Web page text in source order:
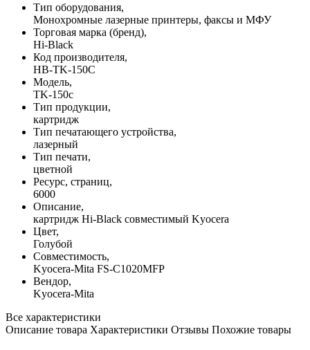
Тип оборудования,
Монохромные лазерные принтеры, факсы и МФУ
Торговая марка (бренд),
Hi-Black
Код производителя,
HB-TK-150C
Модель,
TK-150c
Тип продукции,
картридж
Тип печатающего устройства,
лазерный
Тип печати,
цветной
Ресурс, страниц,
6000
Описание,
картридж Hi-Black совместимый Kyocera
Цвет,
Голубой
Совместимость,
Kyocera-Mita FS-C1020MFP
Вендор,
Kyocera-Mita
Все характеристики
Описание товара Характеристики Отзывы Похожие товары